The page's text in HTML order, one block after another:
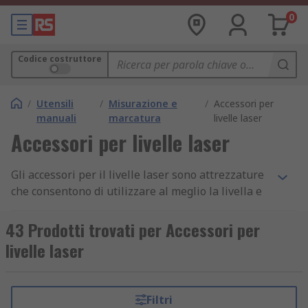
0
Codice costruttore
/ Utensili
manuali
/ Misurazione e
marcatura
/ Accessori per
livelle laser
Accessori per livelle laser
Gli accessori per il livelle laser sono attrezzature
che consentono di utilizzare al meglio la livella e
Una livella laser è infatti uno strumento che
proietta un fascio laser su una superficie, come
visibile e perfettamente retta.
43 Prodotti trovati per Accessori per
livelle laser
Filtri